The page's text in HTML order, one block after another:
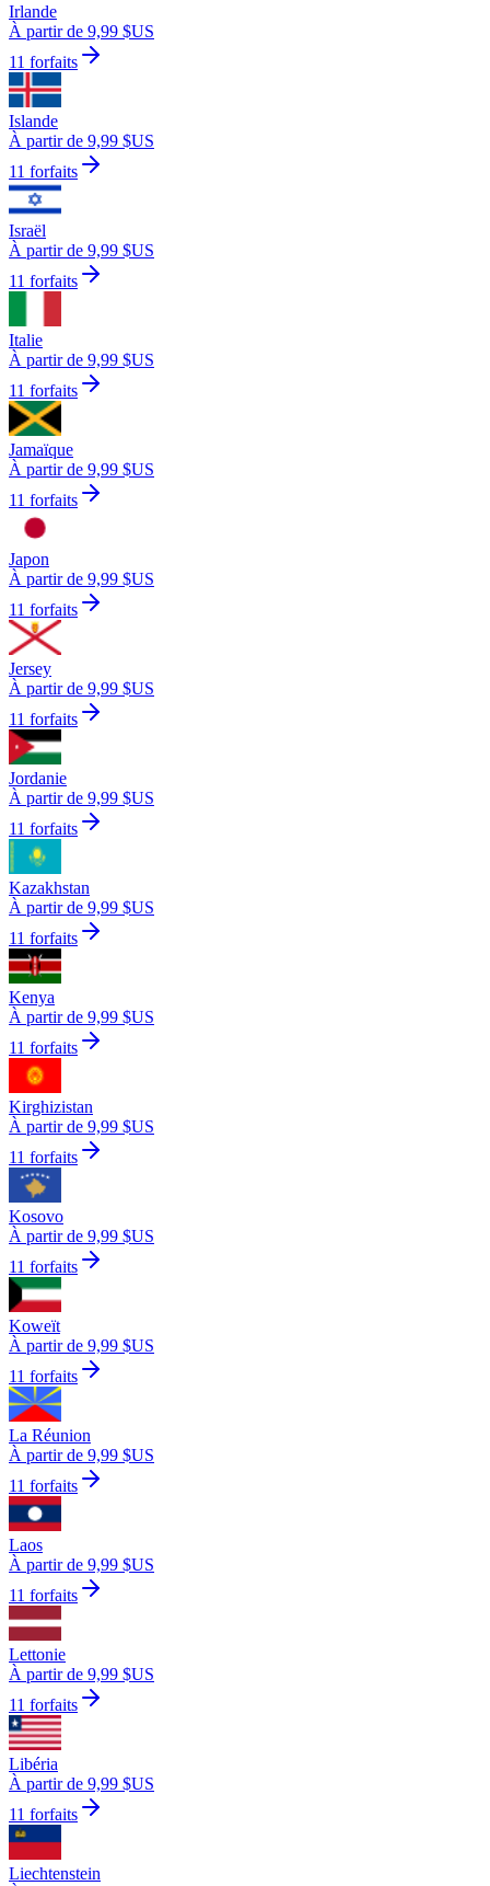
Irlande
À partir de 9,99 $US
11 forfaits
Islande
À partir de 9,99 $US
11 forfaits
Israël
À partir de 9,99 $US
11 forfaits
Italie
À partir de 9,99 $US
11 forfaits
Jamaïque
À partir de 9,99 $US
11 forfaits
Japon
À partir de 9,99 $US
11 forfaits
Jersey
À partir de 9,99 $US
11 forfaits
Jordanie
À partir de 9,99 $US
11 forfaits
Kazakhstan
À partir de 9,99 $US
11 forfaits
Kenya
À partir de 9,99 $US
11 forfaits
Kirghizistan
À partir de 9,99 $US
11 forfaits
Kosovo
À partir de 9,99 $US
11 forfaits
Koweït
À partir de 9,99 $US
11 forfaits
La Réunion
À partir de 9,99 $US
11 forfaits
Laos
À partir de 9,99 $US
11 forfaits
Lettonie
À partir de 9,99 $US
11 forfaits
Libéria
À partir de 9,99 $US
11 forfaits
Liechtenstein